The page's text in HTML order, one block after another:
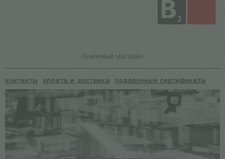
Книжный магазин
контакты оплата и доставка подарочные сертификаты